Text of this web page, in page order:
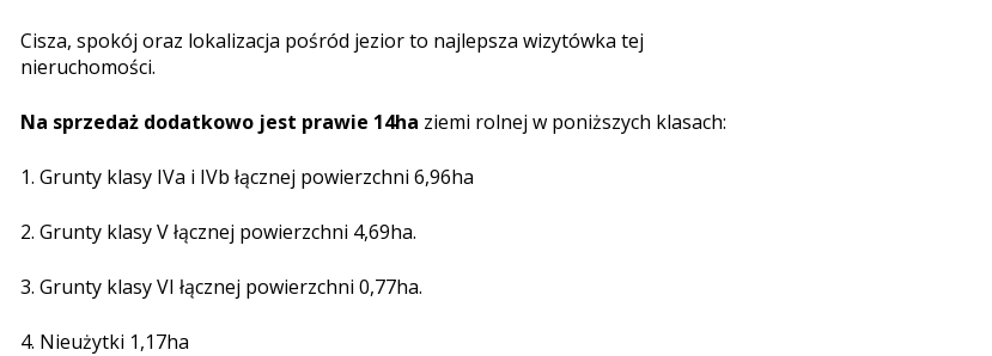
Cisza, spokój oraz lokalizacja pośród jezior to najlepsza wizytówka tej
nieruchomości.
Na sprzedaż dodatkowo jest prawie 14ha ziemi rolnej w poniższych klasach:
1. Grunty klasy IVa i IVb łącznej powierzchni 6,96ha
2. Grunty klasy V łącznej powierzchni 4,69ha.
3. Grunty klasy VI łącznej powierzchni 0,77ha.
4. Nieużytki 1,17ha